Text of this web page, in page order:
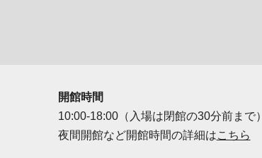
開館時間
10:00-18:00（入場は閉館の30分前まで）
夜間開館など開館時間の詳細はこちら